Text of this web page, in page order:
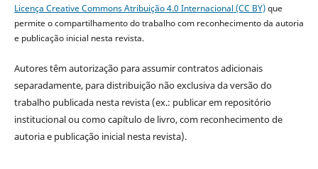
Licença Creative Commons Atribuição 4.0 Internacional (CC BY)que
permite o compartilhamento do trabalho com reconhecimento da autoria
e publicação inicial nesta revista.
Autores têm autorização para assumir contratos adicionais
separadamente, para distribuição não exclusiva da versão do
trabalho publicada nesta revista (ex.: publicar em repositório
institucional ou como capítulo de livro, com reconhecimento de
autoria e publicação inicial nesta revista).